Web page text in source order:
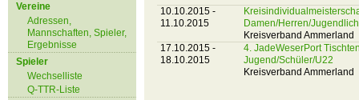
Vereine
Adressen,
Mannschaften, Spieler,
Ergebnisse
Spieler
Wechselliste
Q-TTR-Liste
10.10.2015 -
11.10.2015
Damen/Herren/
Kreisverband Ammerland
17.10.2015 -
18.10.2015
4. JadeWeserPort
Jugend/Schüler/U22
Kreisverband Ammerland